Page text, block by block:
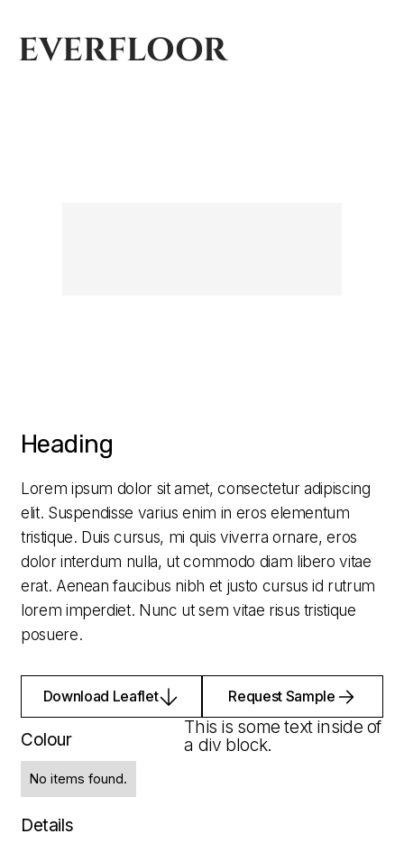
EVERFLOOR
Heading
Lorem ipsum dolor sit amet, consectetur adipiscing
elit. Suspendisse varius enim in eros elementum
tristique. Duis cursus, mi quis viverra ornare, eros
dolor interdum nulla, ut commodo diam libero vitae
erat. Aenean faucibus nibh et justo cursus id rutrum
lorem imperdiet. Nunc ut sem vitae risus tristique
posuere.
Download Leaflet Request Sample
Colour
This is some text inside of
a div block.
No items found.
Details